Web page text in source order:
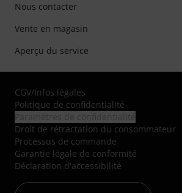
Nous contacter
Vente en magasin
Aperçu du service
CGV/Infos légales
Politique de confidentialité
Droit de rétractation du consommateur
Processus de commande
Garantie légale de conformité
Déclaration d'accessibilité